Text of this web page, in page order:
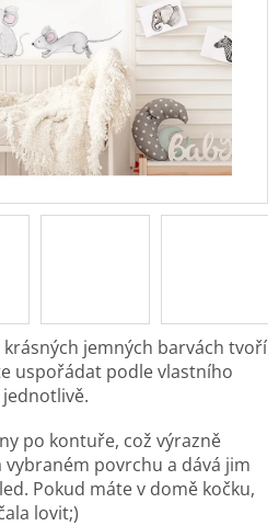
jemných barvách tvoří
uspořádat podle vlastního
po kontuře, což výrazně
povrchu a dává jim
Pokud máte v domě kočku,
lovit;)